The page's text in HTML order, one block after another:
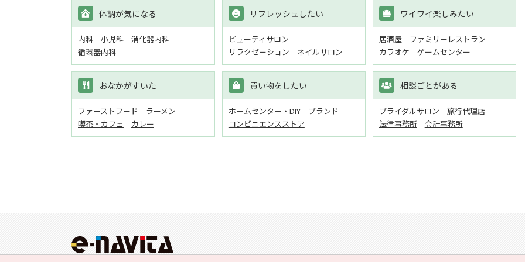
体調が気になる
内科 小児科
消化器内科
循環器内科
リフレッシュしたい
ビューティサロン
リラクゼーション
ネイルサロン
ワイワイ楽しみたい
居酒屋
ファミリーレストラン
カラオケ
ゲームセンター
おなかがすいた
ファーストフード
ラーメン
喫茶・カフェ
カレー
買い物をしたい
ホームセンター・DIY
ブランド
コンビニエンスストア
相談ごとがある
ブライダルサロン
旅行代理店
法律事務所
会計事務所